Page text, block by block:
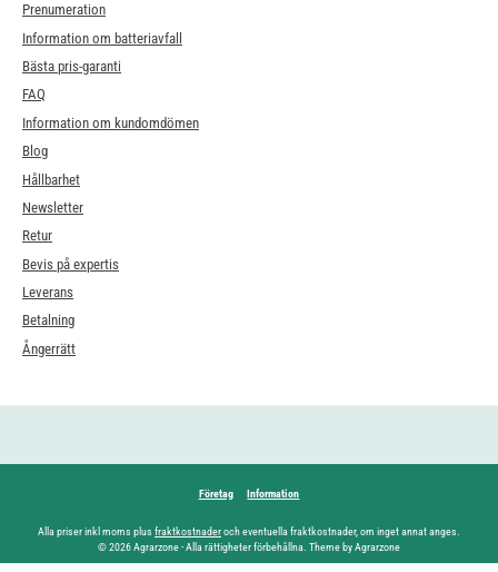
Prenumeration
Information om batteriavfall
Bästa pris-garanti
FAQ
Information om kundomdömen
Blog
Hållbarhet
Newsletter
Retur
Bevis på expertis
Leverans
Betalning
Ångerrätt
Företag Information
Alla priser inkl moms plus fraktkostnaderoch eventuella fraktkostnader, om inget annat anges.
© 2026 Agrarzone - Alla rättigheter förbehållna. Theme by Agrarzone